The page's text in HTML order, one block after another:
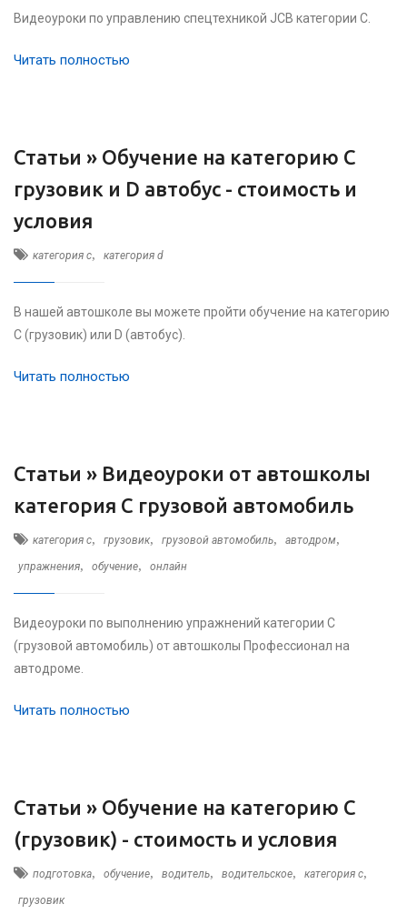
Видеоуроки по управлению спецтехникой JCB категории C.
Читать полностью
Статьи » Обучение на категорию C
грузовик и D автобус - стоимость и
условия
категория c, категория d
В нашей автошколе вы можете пройти обучение на категорию
C (грузовик) или D (автобус).
Читать полностью
Статьи » Видеоуроки от автошколы
категория C грузовой автомобиль
категория c, грузовик, грузовой автомобиль, автодром,
упражнения, обучение, онлайн
Видеоуроки по выполнению упражнений категории C
(грузовой автомобиль) от автошколы Профессионал на
автодроме.
Читать полностью
Статьи » Обучение на категорию C
(грузовик) - стоимость и условия
подготовка, обучение, водитель, водительское, категория c,
грузовик